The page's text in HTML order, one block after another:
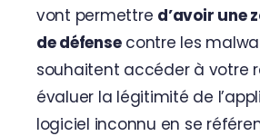
vont permettre d’avoir une
de défensecontre les
souhaitent accéder à votre
évaluer la légitimité de
logiciel inconnu en se